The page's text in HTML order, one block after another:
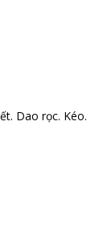
Dao rọc. Kéo.